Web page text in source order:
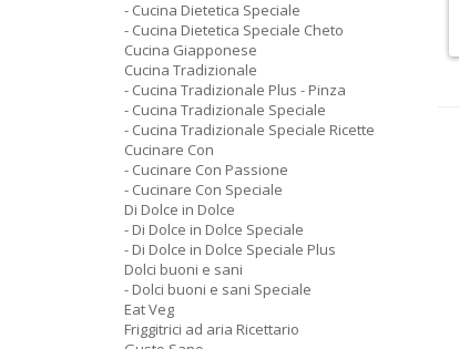
3.50 € 6.90 €
- Cucina Dietetica Speciale
- Cucina Dietetica Speciale Cheto
Cucina Giapponese
Cucina Tradizionale
- Cucina Tradizionale Plus - Pinza
- Cucina Tradizionale Speciale
- Cucina Tradizionale Speciale Ricette
Cucinare Con
- Cucinare Con Passione
- Cucinare Con Speciale
Di Dolce in Dolce
- Di Dolce in Dolce Speciale
- Di Dolce in Dolce Speciale Plus
Dolci buoni e sani
- Dolci buoni e sani Speciale
Eat Veg
Friggitrici ad aria Ricettario